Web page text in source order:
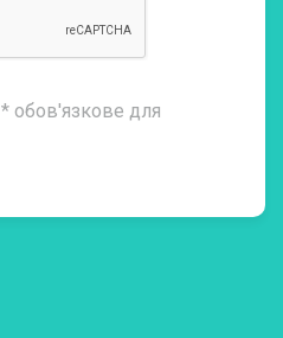
* обов'язкове для